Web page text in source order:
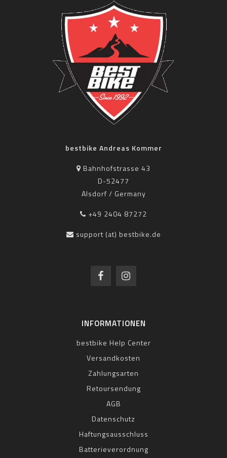
bestbike Andreas Kommer
Bahnhofstrasse 43
D-52477
Alsdorf / Germany
+49 2404 87272
support (at) bestbike.de
INFORMATIONEN
bestbike Help Center
Versandkosten
Zahlungsarten
Retoursendung
AGB
Datenschutz
Haftungsausschluss
Batterieverordnung